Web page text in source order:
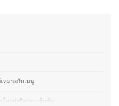
อยแล้ว ยังให้ความสำคัญกับการทำ
ำอาหารได้อย่างเต็มที่
ญช์ โคตะ (นิว)
หมาะกับเมนู
ร็จรูปหรือสูตรเข้มข้น